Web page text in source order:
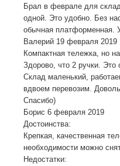
Брал в феврале для
одной. Это удобно. Без
обычная платформенная.
Валерий 19 февраля 2019
Компактная тележка, но
Здорово, что 2 ручки. Это
Склад маленький,
вдвоем перевозим.
Спасибо)
Борис 6 февраля 2019
Достоинства:
Крепкая, качественная
необходимости можно
Недостатки: